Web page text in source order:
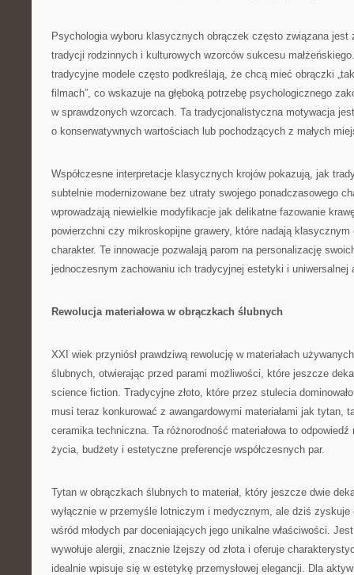
Psychologia wyboru klasycznych obrączek często związana jest
tradycji rodzinnych i kulturowych wzorców sukcesu
tradycyjne modele często podkreślają, że chcą mieć obrączki
filmach”, co wskazuje na głęboką potrzebę psychologicznego
w sprawdzonych wzorcach. Ta tradycjonalistyczna motywacja
o konserwatywnych wartościach lub pochodzących z małych
Współczesne interpretacje klasycznych krojów pokazują, jak
subtelnie modernizowane bez utraty swojego ponadczasowego
wprowadzają niewielkie modyfikacje jak delikatne fazowanie
powierzchni czy mikroskopijne grawery, które nadają
charakter. Te innowacje pozwalają parom na personalizację
jednoczesnym zachowaniu ich tradycyjnej estetyki i uniwersalnej
Rewolucja materiałowa w obrączkach ślubnych
XXI wiek przyniósł prawdziwą rewolucję w materiałach
ślubnych, otwierając przed parami możliwości, które jeszcze
science fiction. Tradycyjne złoto, które przez stulecia
musi teraz konkurować z awangardowymi materiałami jak tytan,
ceramika techniczna. Ta różnorodność materiałowa to
życia, budżety i estetyczne preferencje współczesnych par.
Tytan w obrączkach ślubnych to materiał, który jeszcze dwie
wyłącznie w przemyśle lotniczym i medycznym, ale dziś
wśród młodych par doceniających jego unikalne właściwości.
wywołuje alergii, znacznie lżejszy od złota i oferuje
idealnie wpisuje się w estetykę przemysłowej elegancji. Dla